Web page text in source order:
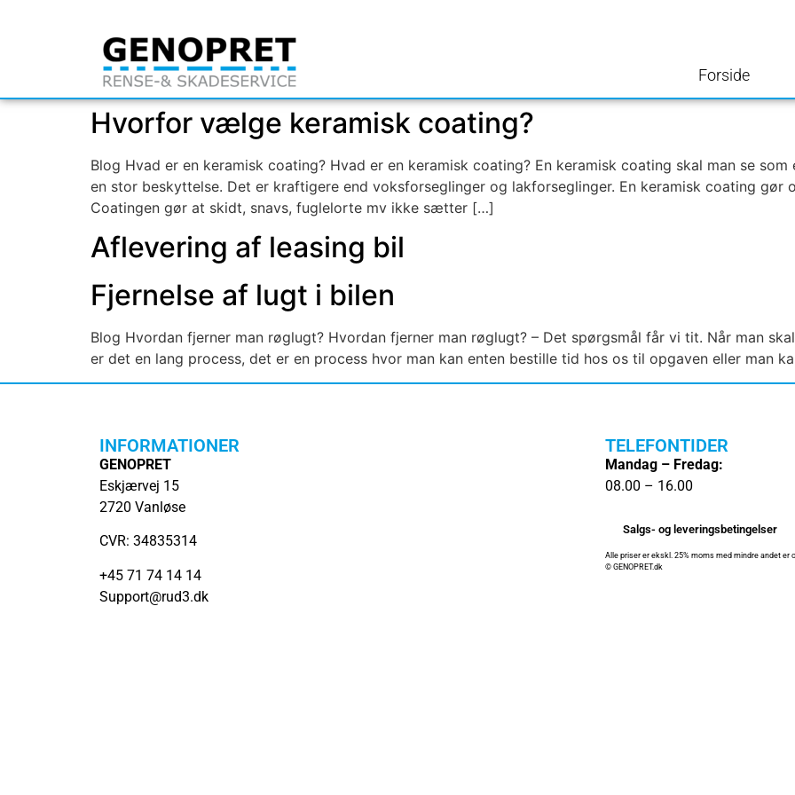
Forside
Hvorfor vælge keramisk coating?
Blog Hvad er en keramisk coating? Hvad er en keramisk coating? En keramisk coating skal man se
en stor beskyttelse. Det er kraftigere end voksforseglinger og lakforseglinger. En keramisk coating
Coatingen gør at skidt, snavs, fuglelorte mv ikke sætter […]
Aflevering af leasing bil
Fjernelse af lugt i bilen
Blog Hvordan fjerner man røglugt? Hvordan fjerner man røglugt? – Det spørgsmål får vi tit. Når man
er det en lang process, det er en process hvor man kan enten bestille tid hos os til opgaven eller man
INFORMATIONER
GENOPRET
Eskjærvej 15
2720 Vanløse
CVR: 34835314
+45 71 74 14 14
Support@rud3.dk
TELEFONTIDER
Mandag – Fredag:
08.00 – 16.00
Salgs- og leveringsbetingelser
Alle priser er ekskl. 25% moms med mindre andet er
© GENOPRET.dk